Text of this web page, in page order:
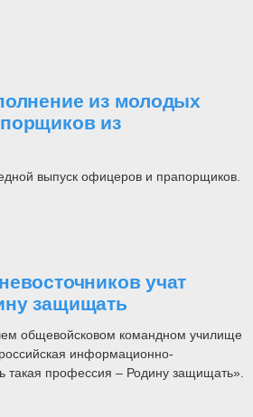
из молодых
из
выпуск офицеров и прапорщиков.
учат
защищать
общевойсковом командном училище
информационно-
такая профессия – Родину защищать».